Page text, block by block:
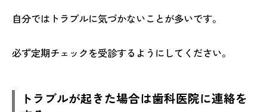
自分ではトラブルに気づかないことが多いです。
必ず定期チェックを受診するようにしてください。
トラブルが起きた場合は歯科医院に連絡を